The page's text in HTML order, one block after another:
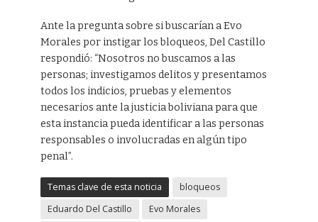
Ante la pregunta sobre si buscarían a Evo
Morales por instigar los bloqueos, Del Castillo
respondió: “Nosotros no buscamos a las
personas; investigamos delitos y presentamos
todos los indicios, pruebas y elementos
necesarios ante la justicia boliviana para que
esta instancia pueda identificar a las personas
responsables o involucradas en algún tipo
penal”.
Temas clave de esta noticia
bloqueos
Eduardo Del Castillo
Evo Morales